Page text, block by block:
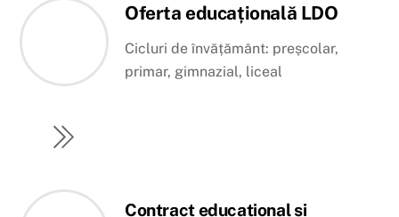
Oferta educațională LDO
Cicluri de învățământ: preșcolar,
primar, gimnazial, liceal
Contract educațional și